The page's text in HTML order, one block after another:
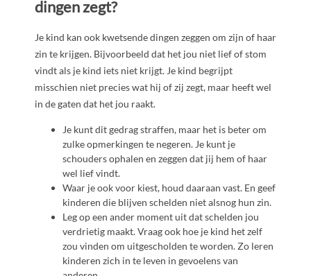
dingen zegt?
Je kind kan ook kwetsende dingen zeggen om zijn of haar
zin te krijgen. Bijvoorbeeld dat het jou niet lief of stom
vindt als je kind iets niet krijgt. Je kind begrijpt
misschien niet precies wat hij of zij zegt, maar heeft wel
in de gaten dat het jou raakt.
Je kunt dit gedrag straffen, maar het is beter om
zulke opmerkingen te negeren. Je kunt je
schouders ophalen en zeggen dat jij hem of haar
wel lief vindt.
Waar je ook voor kiest, houd daaraan vast. En geef
kinderen die blijven schelden niet alsnog hun zin.
Leg op een ander moment uit dat schelden jou
verdrietig maakt. Vraag ook hoe je kind het zelf
zou vinden om uitgescholden te worden. Zo leren
kinderen zich in te leven in gevoelens van